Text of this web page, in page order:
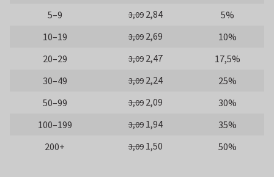
5–9
3,09 2,84
5%
10–19
3,09 2,69
10%
20–29
3,09 2,47
17,5%
30–49
3,09 2,24
25%
50–99
3,09 2,09
30%
100–199
3,09 1,94
35%
200+
3,09 1,50 50%